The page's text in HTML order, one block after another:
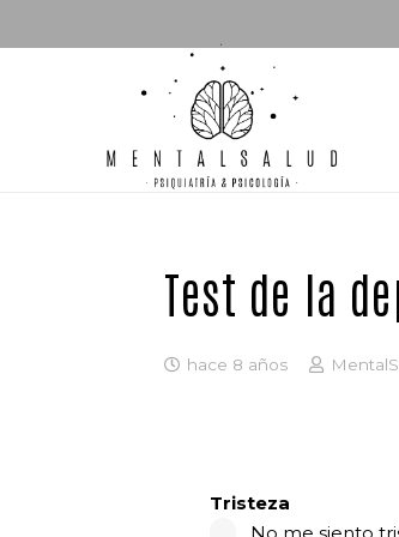
Test de la
hace 8 años
Tristeza